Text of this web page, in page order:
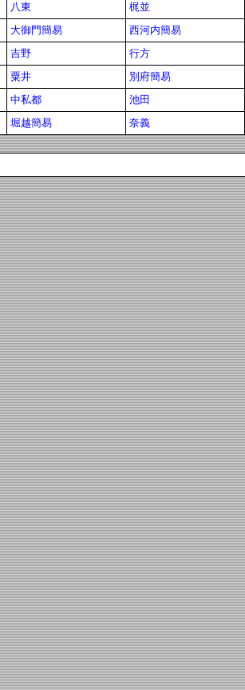
八東
梶並
大御門簡易
西河内簡易
吉野
行方
粟井
別府簡易
中私都
池田
堀越簡易 奈義